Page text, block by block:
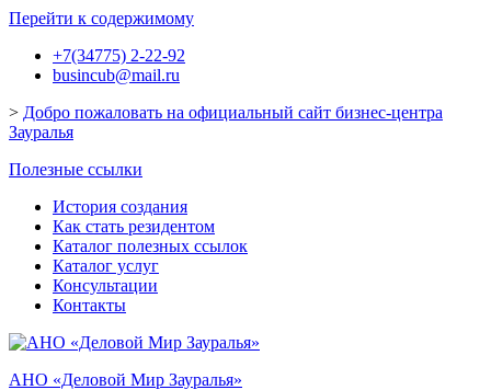
Перейти к содержимому
+7(34775) 2-22-92
busincub@mail.ru
> Добро пожаловать на официальный сайт бизнес-центра
Зауралья
Полезные ссылки
История создания
Как стать резидентом
Каталог полезных ссылок
Каталог услуг
Консультации
Контакты
АНО «Деловой Мир Зауралья»